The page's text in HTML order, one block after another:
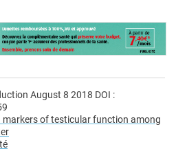
August 8 2018 DOI :
of testicular function among